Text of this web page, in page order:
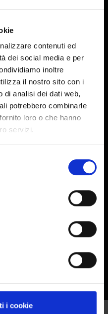
contenuti ed
dei social media e per
inoltre
il nostro sito con i
di analisi dei dati web,
potrebbero combinarle
loro o che hanno
servizi.
i cookie